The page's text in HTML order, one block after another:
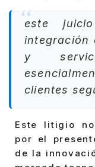
este
integración
y
clientes
Este litigio
por el
de la